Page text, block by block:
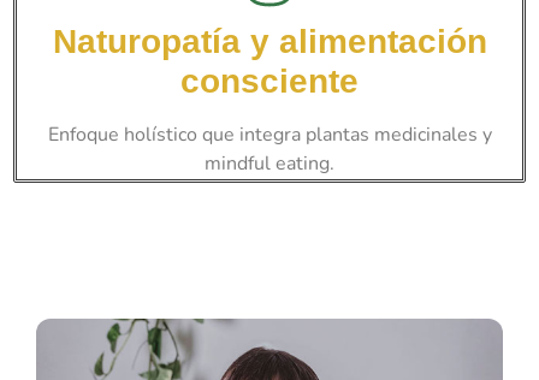
Naturopatía y alimentación
consciente
Enfoque holístico que integra plantas medicinales y
mindful eating.